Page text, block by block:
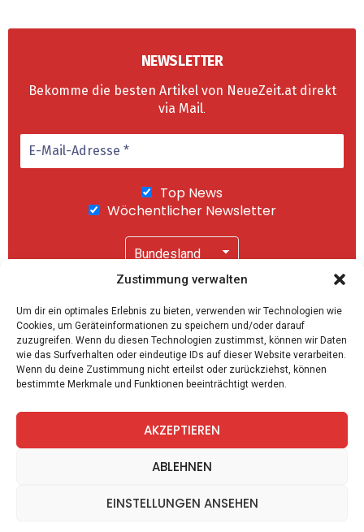
Zustimmung verwalten
Um dir ein optimales Erlebnis zu bieten, verwenden wir Technologien wie
Cookies, um Geräteinformationen zu speichern und/oder darauf
zuzugreifen. Wenn du diesen Technologien zustimmst, können wir Daten
wie das Surfverhalten oder eindeutige IDs auf dieser Website verarbeiten.
Wenn du deine Zustimmung nicht erteilst oder zurückziehst, können
bestimmte Merkmale und Funktionen beeinträchtigt werden.
AKZEPTIEREN
ABLEHNEN
EINSTELLUNGEN ANSEHEN
NEWSLETTER
Bekomme die besten Artikel von NeueZeit.at direkt
via Mail.
Top News
Wöchentlicher Newsletter
"Abonnieren" akzeptierst Du unsere
Datenschutzerklärung.
twitter